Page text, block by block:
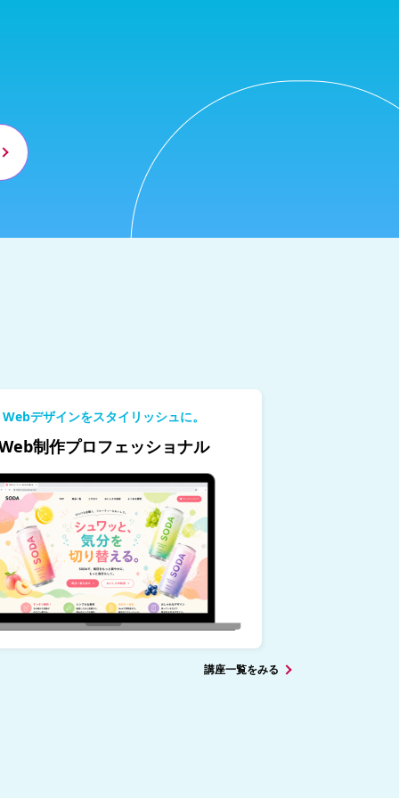
Webデザインをスタイリッシュに。
制作プロフェッショナル
講座一覧をみる